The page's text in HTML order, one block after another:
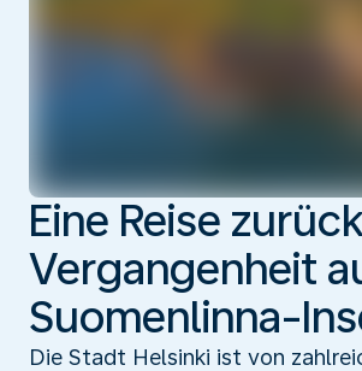
Eine Reise
Vergangenheit
Suomenlinna-
Die Stadt Helsinki ist von